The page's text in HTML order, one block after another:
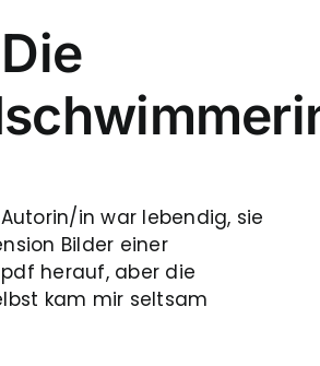
in war lebendig, sie
Bilder einer
herauf, aber die
kam mir seltsam